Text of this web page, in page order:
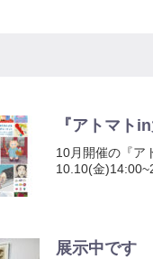
『アトマト
10月開催の『ア
10.10(金
展示中です